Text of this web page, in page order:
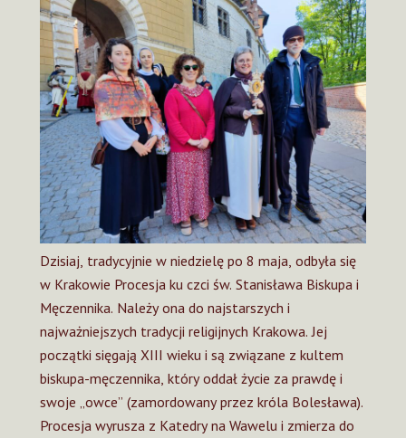
Dzisiaj, tradycyjnie w niedzielę po 8 maja, odbyła się
w Krakowie Procesja ku czci św. Stanisława Biskupa i
Męczennika. Należy ona do najstarszych i
najważniejszych tradycji religijnych Krakowa. Jej
początki sięgają XIII wieku i są związane z kultem
biskupa-męczennika, który oddał życie za prawdę i
swoje „owce” (zamordowany przez króla Bolesława).
Procesja wyrusza z Katedry na Wawelu i zmierza do